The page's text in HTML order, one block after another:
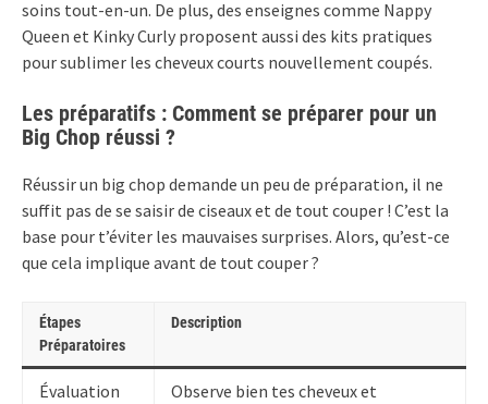
soins tout-en-un. De plus, des enseignes comme Nappy
Queen et Kinky Curly proposent aussi des kits pratiques
pour sublimer les cheveux courts nouvellement coupés.
Les préparatifs : Comment se préparer pour un
Big Chop réussi ?
Réussir un big chop demande un peu de préparation, il ne
suffit pas de se saisir de ciseaux et de tout couper ! C’est la
base pour t’éviter les mauvaises surprises. Alors, qu’est-ce
que cela implique avant de tout couper ?
Étapes
Préparatoires
Description
Évaluation
Observe bien tes cheveux et